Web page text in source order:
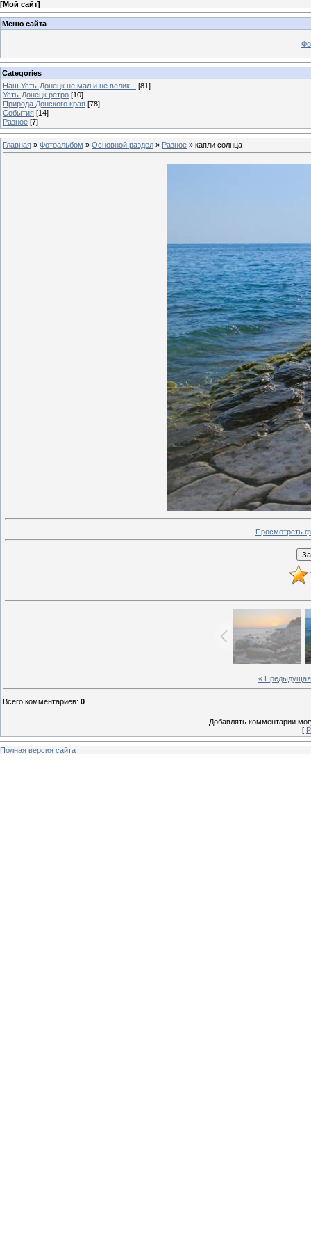
[Мой сайт]
Меню сайта
Categories
Наш Усть-Донецк не мал и не велик...
[81]
Усть-Донецк ретро [10]
Природа Донского края [78]
События [14]
Разное [7]
Главная » Фотоальбом » Основной раздел » Разное » капли солнца
Просмотреть
« Предыдущая
Всего комментариев: 0
Добавлять комментарии
[
Полная версия сайта